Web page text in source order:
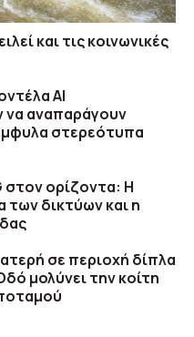
και τις κοινωνικές
ΑΙ
να αναπαράγουν
στερεότυπα
στον ορίζοντα: Η
των δικτύων και η
σε περιοχή δίπλα
μολύνει την κοίτη